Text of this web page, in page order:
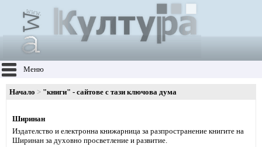
Меню
Начало "книги" - сайтове с тази ключова дума
Ширинан
Издателство и електронна книжарница за разпространение книгите на
Ширинан за духовно просветление и развитие.